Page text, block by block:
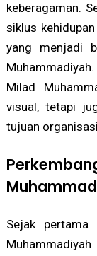
keberagaman.
siklus
yang menjadi
Milad
visual, tetapi
tujuan
Sejak pertama